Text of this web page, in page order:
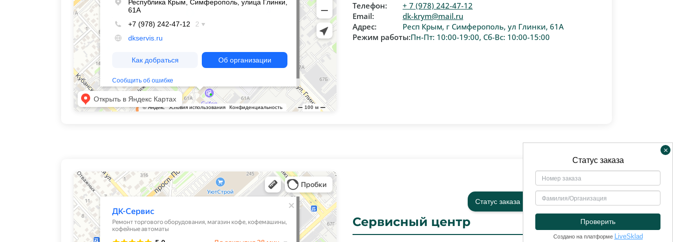
Телефон:
+ 7 (978) 242-47-12
Email:
dk-krym@mail.ru
Адрес:
Респ Крым, г Симферополь, ул Глинки, 61А
Режим работы:Пн-Пт: 10:00-19:00, Сб-Вс: 10:00-15:00
ДК-Сервис
Кофемашины, кофейные автоматы в Симферополе
Сервисный центр
×
Статус заказа